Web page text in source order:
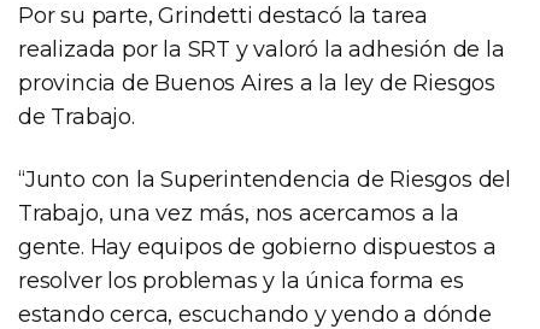
Por su parte, Grindetti destacó la tarea
realizada por la SRT y valoró la adhesión de la
provincia de Buenos Aires a la ley de Riesgos
de Trabajo.
“Junto con la Superintendencia de Riesgos del
Trabajo, una vez más, nos acercamos a la
gente. Hay equipos de gobierno dispuestos a
resolver los problemas y la única forma es
estando cerca, escuchando y yendo a dónde